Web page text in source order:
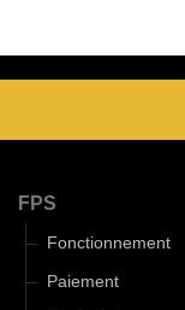
FPS
Fonctionnement
Paiement